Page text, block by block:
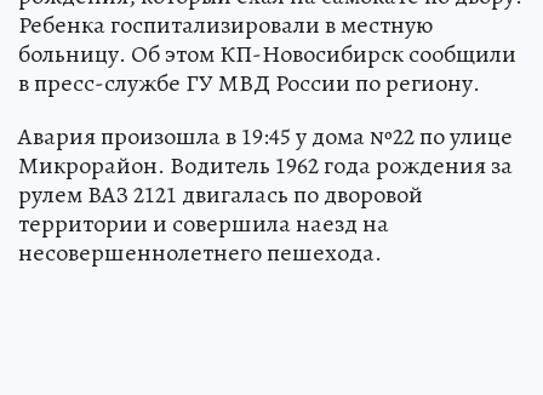
Ребенка госпитализировали в местную
больницу. Об этом КП-Новосибирск сообщили
в пресс-службе ГУ МВД России по региону.
Авария произошла в 19:45 у дома №22 по улице
Микрорайон. Водитель 1962 года рождения за
рулем ВАЗ 2121 двигалась по дворовой
территории и совершила наезд на
несовершеннолетнего пешехода.